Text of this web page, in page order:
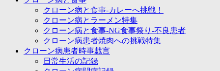
クローン病と食事-カレーへ挑戦！
クローン病とラーメン特集
クローン病と食事-NG食事祭り-不良患者
クローン病患者焼肉への挑戦特集
クローン病患者時事戯言
日常生活の記録